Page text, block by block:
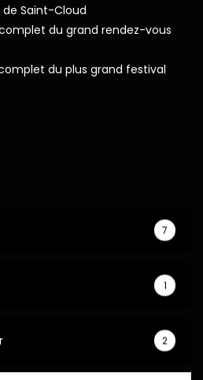
de Saint-Cloud
du grand rendez-vous
du plus grand festival
7
1
2